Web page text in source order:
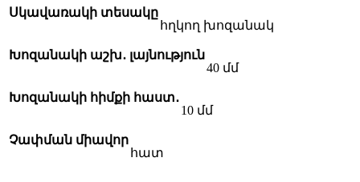
Սկավառակի տեսակը
հղկող խոզանակ
Խոզանակի աշխ․ լայնություն
40 մմ
Խոզանակի հիմքի հաստ․
10 մմ
Չափման միավոր
հատ